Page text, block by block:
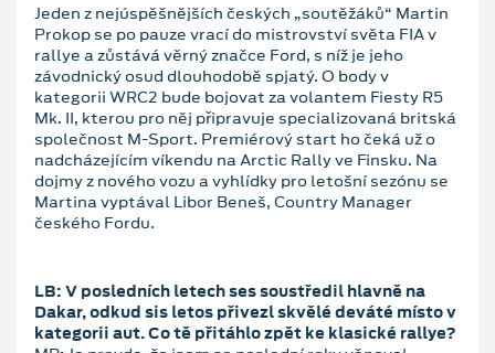
Jeden z nejúspěšnějších českých „soutěžáků“ Martin
Prokop se po pauze vrací do mistrovství světa FIA v
rallye a zůstává věrný značce Ford, s níž je jeho
závodnický osud dlouhodobě spjatý. O body v
kategorii WRC2 bude bojovat za volantem Fiesty R5
Mk. II, kterou pro něj připravuje specializovaná britská
společnost M-Sport. Premiérový start ho čeká už o
nadcházejícím víkendu na Arctic Rally ve Finsku. Na
dojmy z nového vozu a vyhlídky pro letošní sezónu se
Martina vyptával Libor Beneš, Country Manager
českého Fordu.
LB: V posledních letech ses soustředil hlavně na
Dakar, odkud sis letos přivezl skvělé deváté místo v
kategorii aut. Co tě přitáhlo zpět ke klasické rallye?